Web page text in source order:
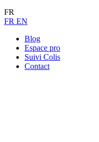
FR
FR EN
Blog
Espace pro
Suivi Colis
Contact